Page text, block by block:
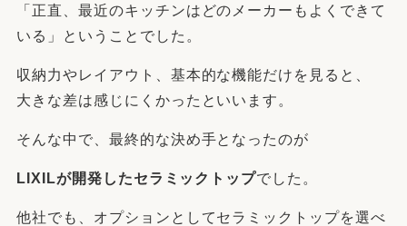
「正直、最近のキッチンはどのメーカーもよくできて
いる」ということでした。
収納力やレイアウト、基本的な機能だけを見ると、
大きな差は感じにくかったといいます。
そんな中で、最終的な決め手となったのが
LIXILが開発したセラミックトップでした。
他社でも、オプションとしてセラミックトップを選べ